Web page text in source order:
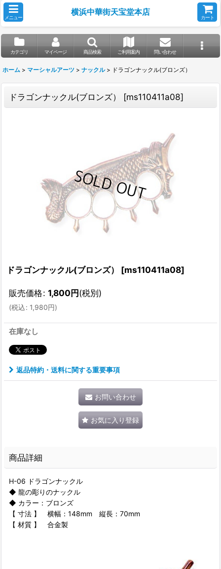
メニュー
横浜中華街天宝堂本店
カート
カテゴリ マイページ 商品検索 ご利用案内 問い合わせ
ホーム > マーシャルアーツ > ナックル > ドラゴンナックル(ブロンズ）
ドラゴンナックル(ブロンズ） [ms110411a08]
ドラゴンナックル(ブロンズ） [ms110411a08]
販売価格: 1,800円(税別)
(税込: 1,980円)
在庫なし
返品特約・送料に関する重要事項
お問い合わせ
お気に入り登録
商品詳細
H-06 ドラゴンナックル
◆ 龍の彫りのナックル
◆ カラー：ブロンズ
【 寸法 】 横幅：148mm 縦長：70mm
【 材質 】 合金製